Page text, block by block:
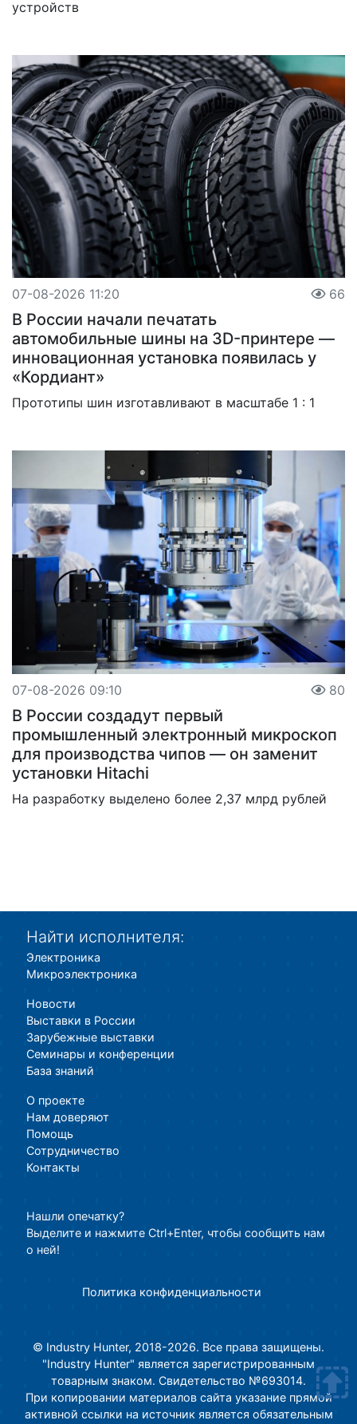
устройств
07-08-2026 11:20 66
В России начали печатать
автомобильные шины на 3D-принтере —
инновационная установка появилась у
«Кордиант»
Прототипы шин изготавливают в масштабе 1 : 1
07-08-2026 09:10 80
В России создадут первый
промышленный электронный микроскоп
для производства чипов — он заменит
установки Hitachi
На разработку выделено более 2,37 млрд рублей
Найти исполнителя:
Электроника
Микроэлектроника
Новости
Выставки в России
Зарубежные выставки
Семинары и конференции
База знаний
О проекте
Нам доверяют
Помощь
Сотрудничество
Контакты
Нашли опечатку?
Выделите и нажмите Ctrl+Enter, чтобы сообщить нам
о ней!
Политика конфиденциальности
© Industry Hunter, 2018-2026. Все права защищены.
"Industry Hunter" является зарегистрированным
товарным знаком. Свидетельство №693014.
При копировании материалов сайта указание прямой
активной ссылки на источник является обязательным